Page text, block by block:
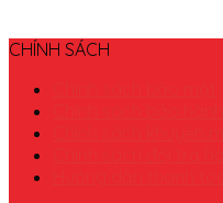
CHÍNH SÁCH